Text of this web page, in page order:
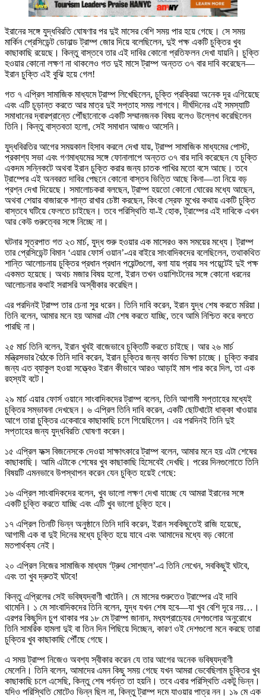
ইরানের সঙ্গে যুদ্ধবিরতি ঘোষণার পর দুই মাসের বেশি সময় পার হয়ে গেছে। সে সময়
মার্কিন প্রেসিডেন্ট ডোনাল্ড ট্রাম্প জোর দিয়ে বলেছিলেন, দুই পক্ষ একটি চুক্তির খুব
কাছাকাছি রয়েছে। কিন্তু বাস্তবে তার এই দাবির কোনো প্রতিফলন দেখা যায়নি। চুক্তি
হওয়ার কোনো লক্ষণ না থাকলেও গত দুই মাসে ট্রাম্প অন্তত ৩৭ বার দাবি করেছেন—
ইরান চুক্তি এই বুঝি হয়ে গেল!
গত ৭ এপ্রিল সামাজিক মাধ্যমে ট্রাম্প লিখেছিলেন, চুক্তি প্রক্রিয়া অনেক দূর এগিয়েছে
এবং এটি চূড়ান্ত করতে আর মাত্র দুই সপ্তাহ সময় লাগবে। দীর্ঘদিনের এই সমস্যাটি
সমাধানের দ্বারপ্রান্তে পৌঁছানোকে একটি সম্মানজনক বিষয় বলেও উল্লেখ করেছিলেন
তিনি। কিন্তু বাস্তবতা হলো, সেই সমাধান আজও আসেনি।
যুদ্ধবিরতির আগের সময়কাল হিসাব করলে দেখা যায়, ট্রাম্প সামাজিক মাধ্যমের পোস্ট,
প্রকাশ্য সভা এবং গণমাধ্যমের সঙ্গে ফোনালাপে অন্তত ৩৭ বার দাবি করেছেন যে চুক্তি
একদম সন্নিকটে অথবা ইরান চুক্তি করার জন্য চাতক পাখির মতো বসে আছে। তবে
ট্রাম্পের এই অনবরত দাবির পেছনে কোনো বাস্তব ভিত্তি আছে কিনা—তা নিয়ে বড়
প্রশ্ন দেখা দিয়েছে। সমালোচকরা বলছেন, ট্রাম্প হয়তো কোনো ঘোরের মধ্যে আছেন,
অথবা শেয়ার বাজারকে শান্ত রাখার চেষ্টা করছেন, কিংবা স্রেফ মুখের কথায় একটি চুক্তি
বাস্তবে ঘটিয়ে ফেলতে চাইছেন। তবে পরিস্থিতি যা-ই হোক, ট্রাম্পের এই দাবিকে এখন
আর কেউ গুরুত্বের সঙ্গে নিচ্ছে না।
ঘটনার সূত্রপাত গত ২৩ মার্চ, যুদ্ধ শুরু হওয়ার এক মাসেরও কম সময়ের মধ্যে। ট্রাম্প
তার প্রেসিডেন্ট বিমান ‘এয়ার ফোর্স ওয়ান’-এর বাইরে সাংবাদিকদের বলেছিলেন, তথাকথিত
শান্তি আলোচনায় চুক্তির প্রধান প্রধান পয়েন্টগুলো, বলা যায় প্রায় সব পয়েন্টেই দুই পক্ষ
একমত হয়েছে। অথচ মজার বিষয় হলো, ইরান তখন ওয়াশিংটনের সঙ্গে কোনো ধরনের
আলোচনার কথাই সরাসরি অস্বীকার করেছিল।
এর পরদিনই ট্রাম্প তার চেনা সুর ধরেন। তিনি দাবি করেন, ইরান যুদ্ধ শেষ করতে মরিয়া।
তিনি বলেন, আমার মনে হয় আমরা এটা শেষ করতে যাচ্ছি, তবে আমি নিশ্চিত করে বলতে
পারছি না।
২৫ মার্চ তিনি বলেন, ইরান খুবই বাজেভাবে চুক্তিটি করতে চাইছে। আর ২৬ মার্চ
মন্ত্রিসভার বৈঠকে তিনি দাবি করেন, ইরান চুক্তির জন্য কার্যত ভিক্ষা চাচ্ছে। চুক্তি করার
জন্য এত ব্যাকুল হওয়া সত্ত্বেও ইরান কীভাবে আরও আড়াই মাস পার করে দিল, তা এক
রহস্যই বটে।
২৯ মার্চ এয়ার ফোর্স ওয়ানে সাংবাদিকদের ট্রাম্প বলেন, তিনি আগামী সপ্তাহের মধ্যেই
চুক্তির সম্ভাবনা দেখছেন। ৬ এপ্রিল তিনি দাবি করেন, একটি ছোটখাটো ধাক্কা খাওয়ার
আগে তারা চুক্তির একেবারে কাছাকাছি চলে গিয়েছিলেন। এর পরদিনই তিনি দুই
সপ্তাহের জন্য যুদ্ধবিরতি ঘোষণা করেন।
১৫ এপ্রিল ফক্স বিজনেসকে দেওয়া সাক্ষাৎকারে ট্রাম্প বলেন, আমার মনে হয় এটা শেষের
কাছাকাছি। আমি এটাকে শেষের খুব কাছাকাছি হিসেবেই দেখছি। পরের দিনগুলোতে তিনি
বিষয়টি এমনভাবে উপস্থাপন করেন যেন চুক্তি হয়েই গেছে:
১৬ এপ্রিল সাংবাদিকদের বলেন, খুব ভালো লক্ষণ দেখা যাচ্ছে যে আমরা ইরানের সঙ্গে
একটি চুক্তি করতে যাচ্ছি এবং এটি খুব ভালো চুক্তি হবে।
১৭ এপ্রিল তিনটি ভিন্ন অনুষ্ঠানে তিনি দাবি করেন, ইরান সবকিছুতেই রাজি হয়েছে,
আগামী এক বা দুই দিনের মধ্যে চুক্তি হয়ে যাবে এবং আমাদের মধ্যে বড় কোনো
মতপার্থক্য নেই।
২০ এপ্রিল নিজের সামাজিক মাধ্যম ‘ট্রুথ সোশ্যাল’-এ তিনি লেখেন, সবকিছুই ঘটবে,
এবং তা খুব দ্রুতই ঘটবে!
কিন্তু এপ্রিলের সেই ভবিষ্যদ্বাণী খাটেনি। মে মাসের শুরুতেও ট্রাম্পের এই দাবি
থামেনি। ১ মে সাংবাদিকদের তিনি বলেন, যুদ্ধ যখন শেষ হবে—যা খুব বেশি দূরে নয়…।
এরপর কিছুদিন চুপ থাকার পর ১৮ মে ট্রাম্প জানান, মধ্যপ্রাচ্যের দেশগুলোর অনুরোধে
তিনি সামরিক হামলা দুই বা তিন দিন পিছিয়ে দিচ্ছেন, কারণ ওই দেশগুলো মনে করছে তারা
চুক্তির খুব কাছাকাছি পৌঁছে গেছে।
এ সময় ট্রাম্প নিজেও অবশ্য স্বীকার করেন যে তার আগের অনেক ভবিষ্যদ্বাণী
মেলেনি। তিনি বলেন, আমাদের এমন কিছু সময় গেছে যখন আমরা ভেবেছিলাম চুক্তির খুব
কাছাকাছি চলে এসেছি, কিন্তু শেষ পর্যন্ত তা হয়নি। তবে এবার পরিস্থিতি একটু ভিন্ন।
যদিও পরিস্থিতি মোটেও ভিন্ন ছিল না, কিন্তু ট্রাম্প দমে যাওয়ার পাত্র নন। ১৯ মে এক